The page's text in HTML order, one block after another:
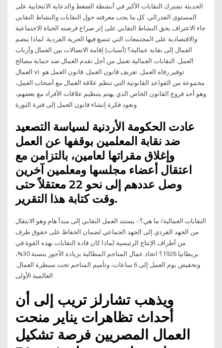
الحديثة تشترك النقابات الأكبر في أنشطة الضغط والدعاية الانتخابية على
المستوى الفدرالي. كل ما يجب معرفته حول النقابات والنشاط النقابي
جاء الاعتراف بحق النشاط النقابي على إثر صراع فرضته الحياة الاجتماعية
والاقتصادية على المجتمعات التي تتسع فيها الحرية الفردية. لماذا ينضم
العمال إلى نقابة عمالية؟ (أسباب) إقامة الاتصالات بين العمال وأرباب
العمل. النقابات العمالية تعمل من أجل تقدم العمال ضد حماية مصالح
العمال vi. توفير رفاه العمل. تعريف قانون العمل. قانون العمل هو
مجموعة من القواعد القانونية التي تنظم علاقة العمال مع أصحاب العمل،
وهو أحد فروع القانون الخاص الذي يهتم بتنظيم علاقات الأفراد مع بعضهم،
وتعود فكرة إنشاء قانون العمل إلى فترة الثورة
عادت الحكومة الأردنية لسياسة التصعيد
ضد نقابة المعلمين بوقفها عن العمل
وإغلاق مقراتها لعامين، بالتزامن مع
اعتقال أعضاء مجلسها ومعلمين آخرين
وصل عددهم إلى نحو 22 معتقلاً حتى
وقت كتابة هذا التقرير.
النقابات العمالية/ ما هي؟:- يستند العمل النقابي إلى مبدأ هام وهو الانتقال
من الجهد الفردي إلى الجهد الجماعي لضمان الحفاظ على حقوق طرف
من أطراف الإنتاج الرئيسية لماذا كان قادة النقابات بهذه القوة في
بريطانيا 1926؟ اتحاد عمال المناجم المطالبة بزيادة الأجور بنسبة 30%،
وتخفيض يوم العمل إلى 6 ساعات، وتأميم المناجم تحت سيطرة العمال.
العالمية الأولى
ويذهب تشارلز تريب إلى أن
أحداث تظاهرات يناير منحت
العمال المصريين فرصة تشكيل